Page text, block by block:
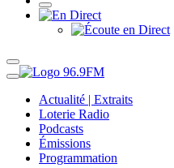
Actualité | Extraits
Loterie Radio
Podcasts
Émissions
Programmation